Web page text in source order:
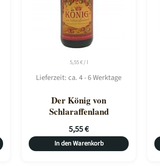
5,55€/ l
Lieferzeit:ca. 4 - 6 Werktage
Der König von
Schlaraffenland
5,55€
In den Warenkorb